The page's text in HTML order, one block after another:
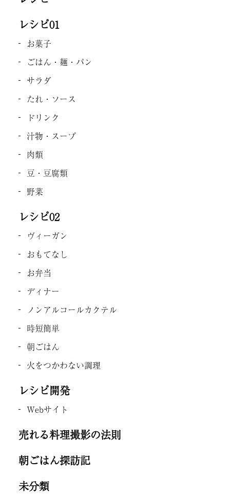
レシピ01
お菓子
ごはん・麺・パン
サラダ
たれ・ソース
ドリンク
汁物・スープ
肉類
豆・豆腐類
野菜
レシピ02
ヴィーガン
おもてなし
お弁当
ディナー
ノンアルコールカクテル
時短簡単
朝ごはん
火をつかわない調理
レシピ開発
Webサイト
売れる料理撮影の法則
朝ごはん探訪記
未分類